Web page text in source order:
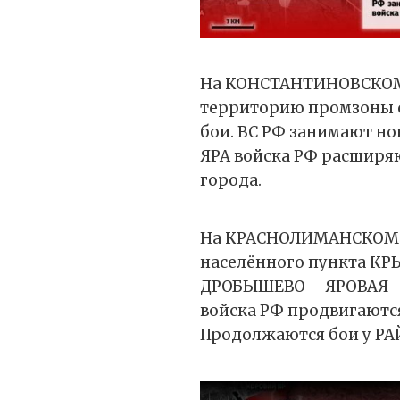
На
территорию промзоны
бои. ВС РФ занимают
ЯРА войска РФ
города.
На КРАСНОЛИМАНСКОМ
населённого пункта
ДРОБЫШЕВО – ЯРОВАЯ
войска РФ
Продолжаются бои у